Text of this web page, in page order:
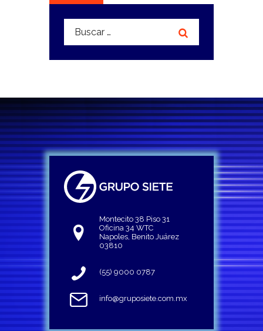
Buscar:
Montecito 38 Piso 31
Oficina 34 WTC
Napoles, Benito Juárez
03810
(55) 9000 0787
info@gruposiete.com.mx